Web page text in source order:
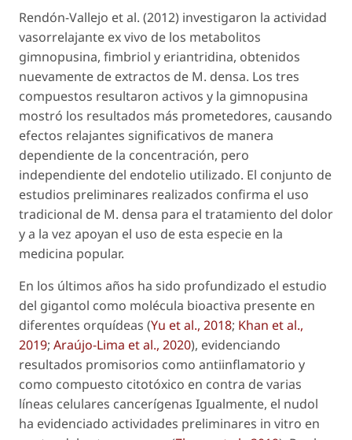
Rendón-Vallejo et al. (2012) investigaron la actividad
vasorrelajante ex vivo de los metabolitos
gimnopusina, fimbriol y eriantridina, obtenidos
nuevamente de extractos de M. densa. Los tres
compuestos resultaron activos y la gimnopusina
mostró los resultados más prometedores, causando
efectos relajantes significativos de manera
dependiente de la concentración, pero
independiente del endotelio utilizado. El conjunto de
estudios preliminares realizados confirma el uso
tradicional de M. densa para el tratamiento del dolor
y a la vez apoyan el uso de esta especie en la
medicina popular.
En los últimos años ha sido profundizado el estudio
del gigantol como molécula bioactiva presente en
diferentes orquídeas (Yu et al., 2018; Khan et al.,
2019; Araújo-Lima et al., 2020), evidenciando
resultados promisorios como antiinflamatorio y
como compuesto citotóxico en contra de varias
líneas celulares cancerígenas Igualmente, el nudol
ha evidenciado actividades preliminares in vitro en